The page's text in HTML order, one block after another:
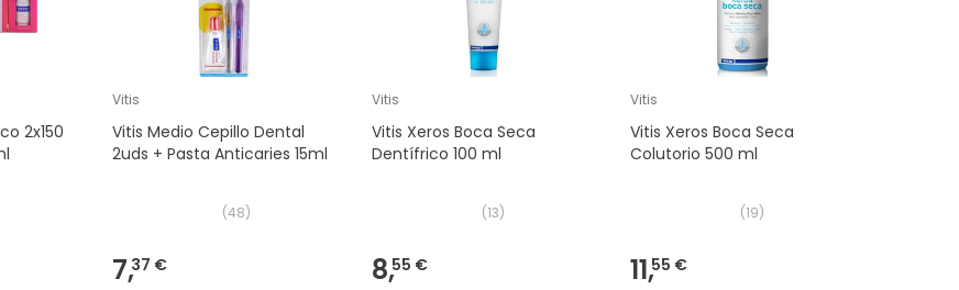
2x150
Vitis
Vitis Medio Cepillo Dental
2uds + Pasta Anticaries 15ml
(48)
7,37 €
Vitis
Vitis Xeros Boca Seca
Dentífrico 100 ml
(13)
8,55 €
Vitis
Vitis Xeros Boca Seca
Colutorio 500 ml
(19)
11,55 €